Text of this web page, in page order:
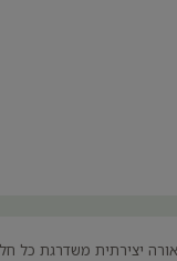
יצירתית משדרגת כל